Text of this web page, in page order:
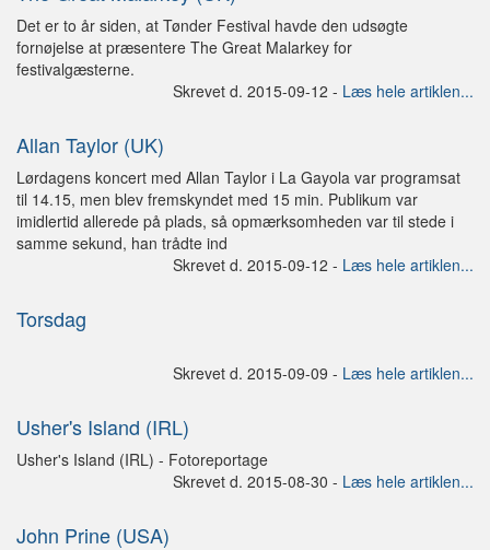
Det er to år siden, at Tønder Festival havde den udsøgte
fornøjelse at præsentere The Great Malarkey for
festivalgæsterne.
Skrevet d. 2015-09-12 - Læs hele artiklen...
Allan Taylor (UK)
Lørdagens koncert med Allan Taylor i La Gayola var programsat
til 14.15, men blev fremskyndet med 15 min. Publikum var
imidlertid allerede på plads, så opmærksomheden var til stede i
samme sekund, han trådte ind
Skrevet d. 2015-09-12 - Læs hele artiklen...
Torsdag
Skrevet d. 2015-09-09 - Læs hele artiklen...
Usher's Island (IRL)
Usher's Island (IRL) - Fotoreportage
Skrevet d. 2015-08-30 - Læs hele artiklen...
John Prine (USA)